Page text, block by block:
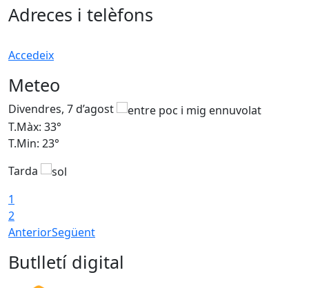
Adreces i telèfons
Accedeix
Meteo
Divendres, 7 d’agost
T.Màx: 33°
T.Min: 23°
Tarda
1
2
AnteriorSegüent
Butlletí digital